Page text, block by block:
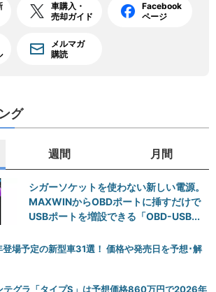
車購入・
売却ガイド
Facebook
ページ
メルマガ
購読
グ
週間 月間
シガーソケットを使わない新しい電源。
MAXWINからOBDポートに挿すだけで
USBポートを増設できる「OBD-USB...
場予定の新型車31選！ 価格や発売日を予想･解
テグラ「タイプS」は予想価格860万円で2026年